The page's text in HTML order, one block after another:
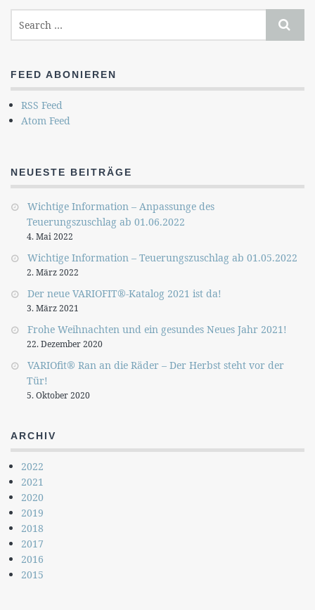
FEED ABONIEREN
RSS Feed
Atom Feed
NEUESTE BEITRÄGE
Wichtige Information – Anpassunge des
Teuerungszuschlag ab 01.06.2022
4. Mai 2022
Wichtige Information – Teuerungszuschlag ab 01.05.2022
2. März 2022
Der neue VARIOFIT®-Katalog 2021 ist da!
3. März 2021
Frohe Weihnachten und ein gesundes Neues Jahr 2021!
22. Dezember 2020
VARIOfit® Ran an die Räder – Der Herbst steht vor der
Tür!
5. Oktober 2020
ARCHIV
2022
2021
2020
2019
2018
2017
2016
2015